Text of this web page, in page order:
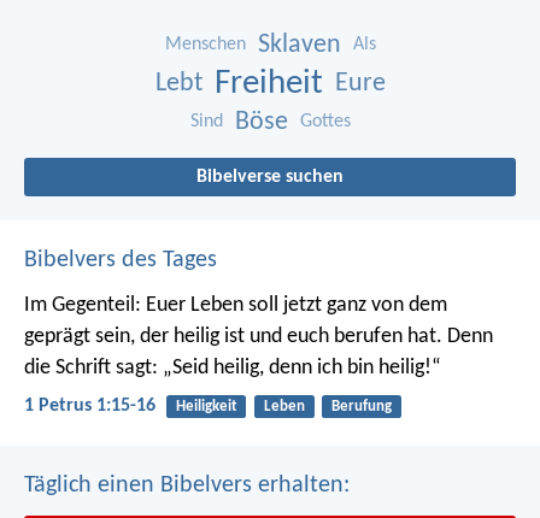
Menschen Sklaven Als
Lebt Freiheit Eure
Sind Böse Gottes
Bibelverse suchen
Bibelvers des Tages
Im Gegenteil: Euer Leben soll jetzt ganz von dem
geprägt sein, der heilig ist und euch berufen hat. Denn
die Schrift sagt: „Seid heilig, denn ich bin heilig!“
1 Petrus 1:15-16 Heiligkeit Leben Berufung
Täglich einen Bibelvers erhalten: